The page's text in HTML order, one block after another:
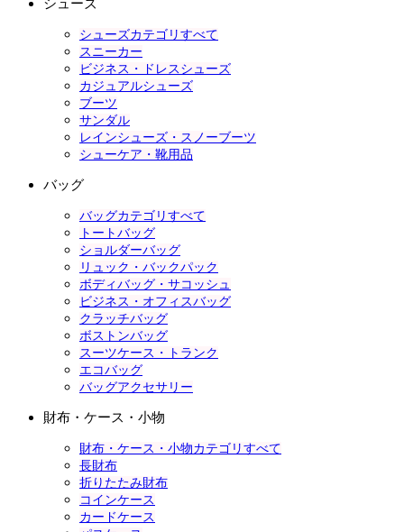
シューズ
シューズカテゴリすべて
スニーカー
ビジネス・ドレスシューズ
カジュアルシューズ
ブーツ
サンダル
レインシューズ・スノーブーツ
シューケア・靴用品
バッグ
バッグカテゴリすべて
トートバッグ
ショルダーバッグ
リュック・バックパック
ボディバッグ・サコッシュ
ビジネス・オフィスバッグ
クラッチバッグ
ボストンバッグ
スーツケース・トランク
エコバッグ
バッグアクセサリー
財布・ケース・小物
財布・ケース・小物カテゴリすべて
長財布
折りたたみ財布
コインケース
カードケース